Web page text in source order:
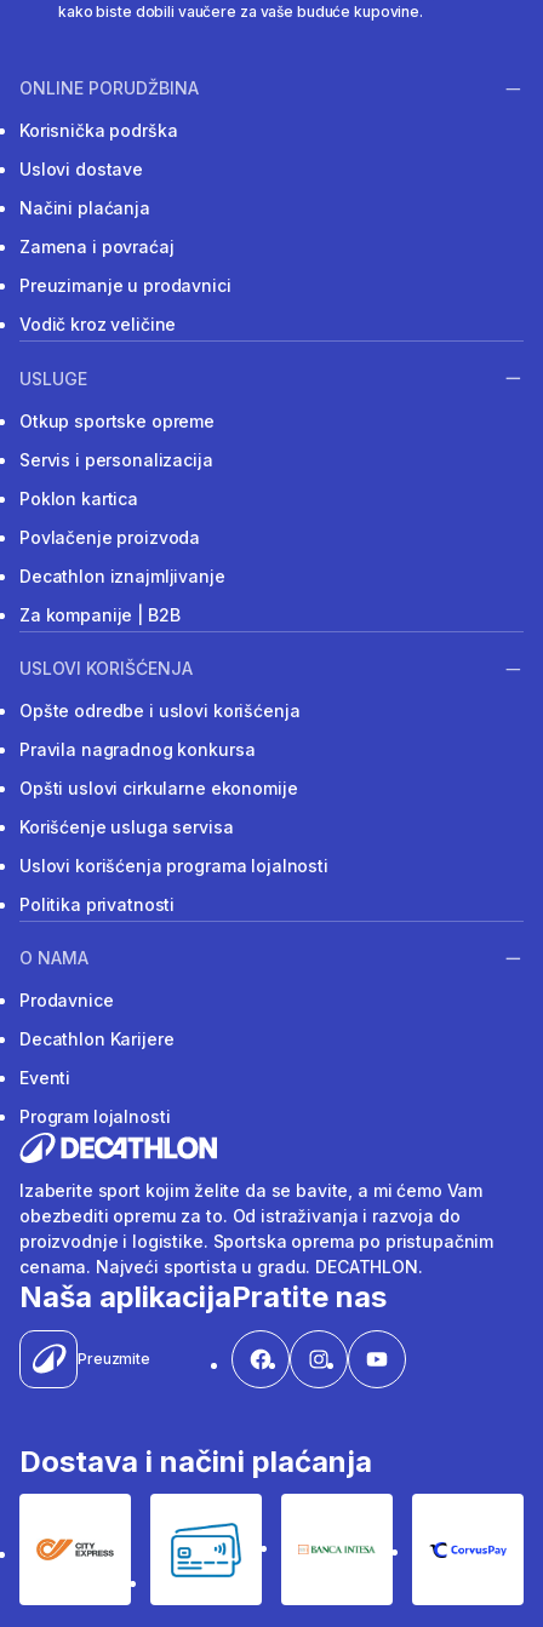
kako biste dobili vaučere za vaše buduće kupovine.
ONLINE PORUDŽBINA
Korisnička podrška
Uslovi dostave
Načini plaćanja
Zamena i povraćaj
Preuzimanje u prodavnici
Vodič kroz veličine
USLUGE
Otkup sportske opreme
Servis i personalizacija
Poklon kartica
Povlačenje proizvoda
Decathlon iznajmljivanje
Za kompanije | B2B
USLOVI KORIŠĆENJA
Opšte odredbe i uslovi korišćenja
Pravila nagradnog konkursa
Opšti uslovi cirkularne ekonomije
Korišćenje usluga servisa
Uslovi korišćenja programa lojalnosti
Politika privatnosti
O NAMA
Prodavnice
Decathlon Karijere
Eventi
Program lojalnosti
Izaberite sport kojim želite da se bavite, a mi ćemo Vam
obezbediti opremu za to. Od istraživanja i razvoja do
proizvodnje i logistike. Sportska oprema po pristupačnim
cenama. Najveći sportista u gradu. DECATHLON.
Naša aplikacija
Preuzmite
Pratite nas
Dostava i načini plaćanja
City Express Bankovne karticeBanka Intesa